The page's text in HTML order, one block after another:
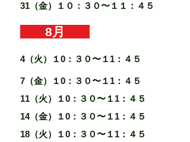
31（金）１０：３０〜１１：４５
8月
4（火）１0：３０〜１1：４５
7（金）１0：３０〜１1：４５
11（火）１0：３０〜１1：４５
14（金）１0：３０〜１1：４５
18（火）１0：３０〜１1：４５